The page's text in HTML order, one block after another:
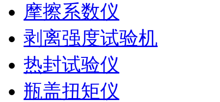
摩擦系数仪
剥离强度试验机
热封试验仪
瓶盖扭矩仪